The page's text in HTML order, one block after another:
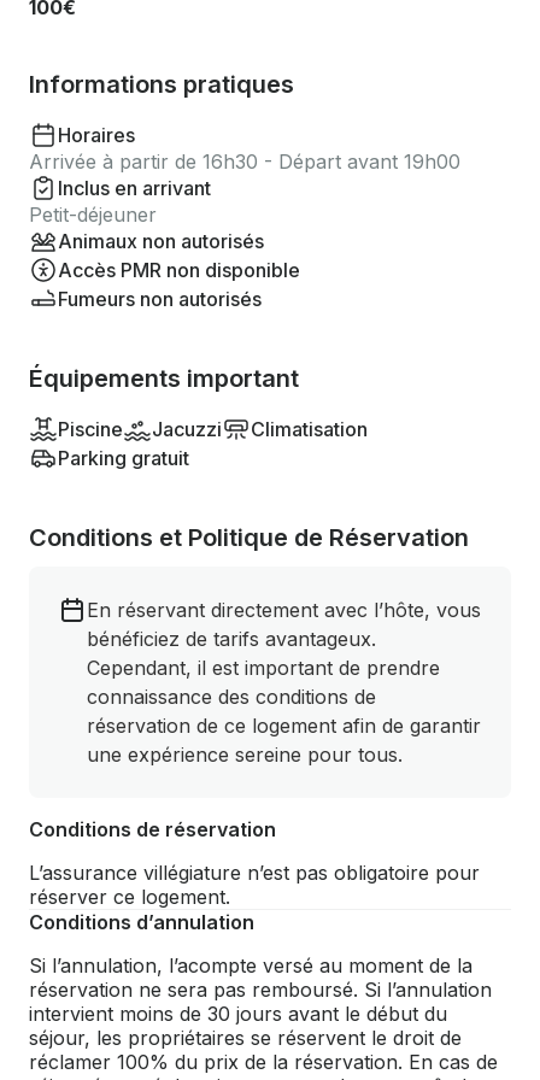
100€
Informations pratiques
Horaires
Arrivée à partir de 16h30 - Départ avant 19h00
Inclus en arrivant
Petit-déjeuner
Animaux non autorisés
Accès PMR non disponible
Fumeurs non autorisés
Équipements important
Piscine Jacuzzi
Climatisation
Parking gratuit
Conditions et Politique de Réservation
En réservant directement avec l’hôte, vous
bénéficiez de tarifs avantageux.
Cependant, il est important de prendre
connaissance des conditions de
réservation de ce logement afin de garantir
une expérience sereine pour tous.
Conditions de réservation
L’assurance villégiature n’est pas obligatoire pour
réserver ce logement.
Conditions d’annulation
Si l’annulation, l’acompte versé au moment de la
réservation ne sera pas remboursé. Si l’annulation
intervient moins de 30 jours avant le début du
séjour, les propriétaires se réservent le droit de
réclamer 100% du prix de la réservation. En cas de